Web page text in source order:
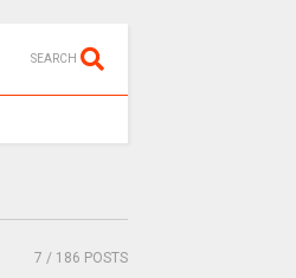
SEARCH
7 / 186 POSTS